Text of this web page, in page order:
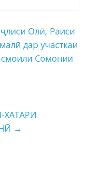
Олӣ, Раиси
дар участкаи
Сомонии
→